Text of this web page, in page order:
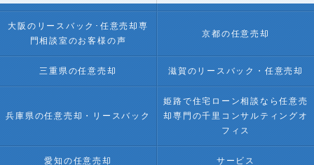
大阪のリースバック･任意売却専
門相談室のお客様の声
京都の任意売却
三重県の任意売却 滋賀のリースバック・任意売却
兵庫県の任意売却・リースバック
姫路で住宅ローン相談なら任意売
却専門の千里コンサルティングオ
フィス
愛知の任意売却 サービス